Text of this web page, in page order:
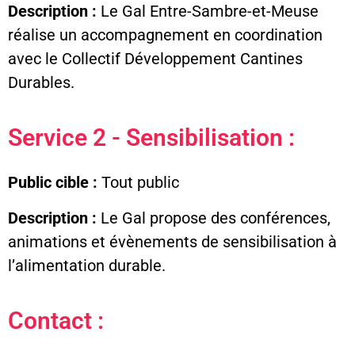
Description : Le Gal Entre-Sambre-et-Meuse
réalise un accompagnement en coordination
avec le Collectif Développement Cantines
Durables.
Service 2 - Sensibilisation :
Public cible : Tout public
Description : Le Gal propose des conférences,
animations et évènements de sensibilisation à
l’alimentation durable.
Contact :